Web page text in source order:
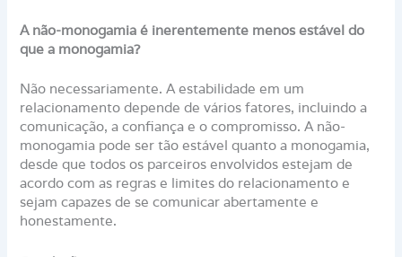
A não-monogamia é inerentemente menos estável do
que a monogamia?
Não necessariamente. A estabilidade em um
relacionamento depende de vários fatores, incluindo a
comunicação, a confiança e o compromisso. A não-
monogamia pode ser tão estável quanto a monogamia,
desde que todos os parceiros envolvidos estejam de
acordo com as regras e limites do relacionamento e
sejam capazes de se comunicar abertamente e
honestamente.